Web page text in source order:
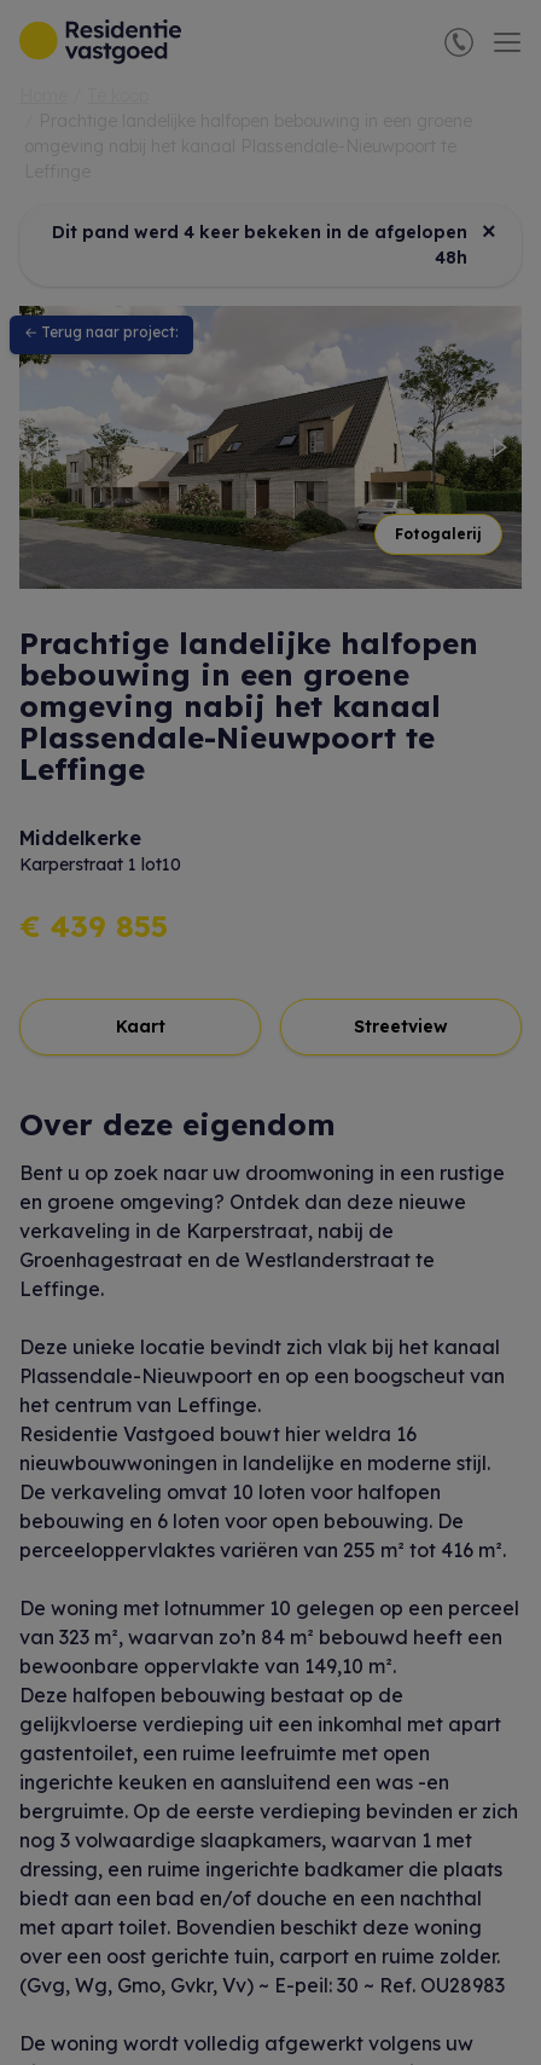
Menu overslaan en naar de inhoud gaan
Dit pand werd 4 keer bekeken in de afgelopen
48h
×
← Terug naar project:
Previous
Fotogalerij
Prachtige landelijke halfopen
bebouwing in een groene
omgeving nabij het kanaal
Plassendale-Nieuwpoort te
Leffinge
Middelkerke
Karperstraat 1 lot10
€ 439 855
Kaart Streetview
Over deze eigendom
Bent u op zoek naar uw droomwoning in een rustige
en groene omgeving? Ontdek dan deze nieuwe
verkaveling in de Karperstraat, nabij de
Groenhagestraat en de Westlanderstraat te
Leffinge.
Deze unieke locatie bevindt zich vlak bij het kanaal
Plassendale-Nieuwpoort en op een boogscheut van
het centrum van Leffinge.
Residentie Vastgoed bouwt hier weldra 16
nieuwbouwwoningen in landelijke en moderne stijl.
De verkaveling omvat 10 loten voor halfopen
bebouwing en 6 loten voor open bebouwing. De
perceeloppervlaktes variëren van 255 m² tot 416 m².
De woning met lotnummer 10 gelegen op een perceel
van 323 m², waarvan zo’n 84 m² bebouwd heeft een
bewoonbare oppervlakte van 149,10 m².
Deze halfopen bebouwing bestaat op de
gelijkvloerse verdieping uit een inkomhal met apart
gastentoilet, een ruime leefruimte met open
ingerichte keuken en aansluitend een was -en
bergruimte. Op de eerste verdieping bevinden er zich
nog 3 volwaardige slaapkamers, waarvan 1 met
dressing, een ruime ingerichte badkamer die plaats
biedt aan een bad en/of douche en een nachthal
met apart toilet. Bovendien beschikt deze woning
over een oost gerichte tuin, carport en ruime zolder.
(Gvg, Wg, Gmo, Gvkr, Vv) ~ E-peil: 30 ~ Ref. OU28983
De woning wordt volledig afgewerkt volgens uw